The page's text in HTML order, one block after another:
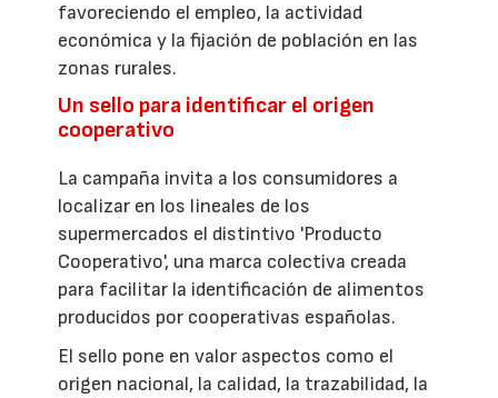
favoreciendo el empleo, la actividad
económica y la fijación de población en las
zonas rurales.
Un sello para identificar el origen
cooperativo
La campaña invita a los consumidores a
localizar en los lineales de los
supermercados el distintivo 'Producto
Cooperativo', una marca colectiva creada
para facilitar la identificación de alimentos
producidos por cooperativas españolas.
El sello pone en valor aspectos como el
origen nacional, la calidad, la trazabilidad, la